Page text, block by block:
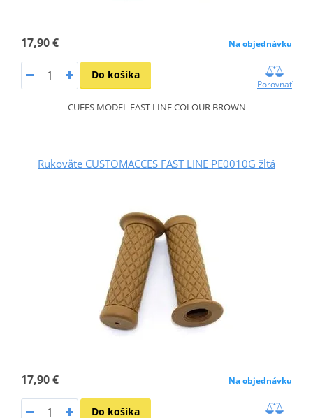
17,90 € Na objednávku
Do košíka
Porovnať
CUFFS MODEL FAST LINE COLOUR BROWN
Rukoväte CUSTOMACCES FAST LINE PE0010G žltá
17,90 € Na objednávku
Do košíka